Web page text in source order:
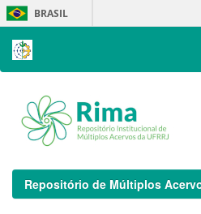
Skip
navigation
BRASIL
Repositório de Múltiplos